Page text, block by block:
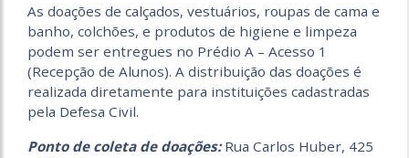
As doações de calçados, vestuários, roupas de cama e
banho, colchões, e produtos de higiene e limpeza
podem ser entregues no Prédio A – Acesso 1
(Recepção de Alunos). A distribuição das doações é
realizada diretamente para instituições cadastradas
pela Defesa Civil.
Ponto de coleta de doações:Rua Carlos Huber, 425